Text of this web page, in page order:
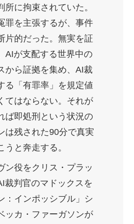
所に拘束されていた。
罪を主張するが、事件
片的だった。無実を証
AIが支配する世界中の
から証拠を集め、AI裁
る「有罪率」を規定値
てはならない。それが
ば即処刑という状況の
は残された90分で真実
うと奔走する。
ン役をクリス・プラッ
裁判官のマドックスを
：インポッシブル」シ
ッカ・ファーガソンが